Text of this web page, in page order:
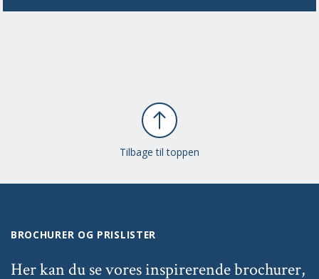
Tilbage til toppen
BROCHURER OG PRISLISTER
Her kan du se vores inspirerende brochurer,